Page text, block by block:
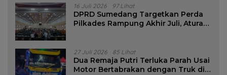
16 Juli 2026 97 Lihat
DPRD Sumedang Targetkan Perda
Pilkades Rampung Akhir Juli, Aturan
27 Juli 2026 85 Lihat
Dua Remaja Putri Terluka Parah Usai
Motor Bertabrakan dengan Truk di